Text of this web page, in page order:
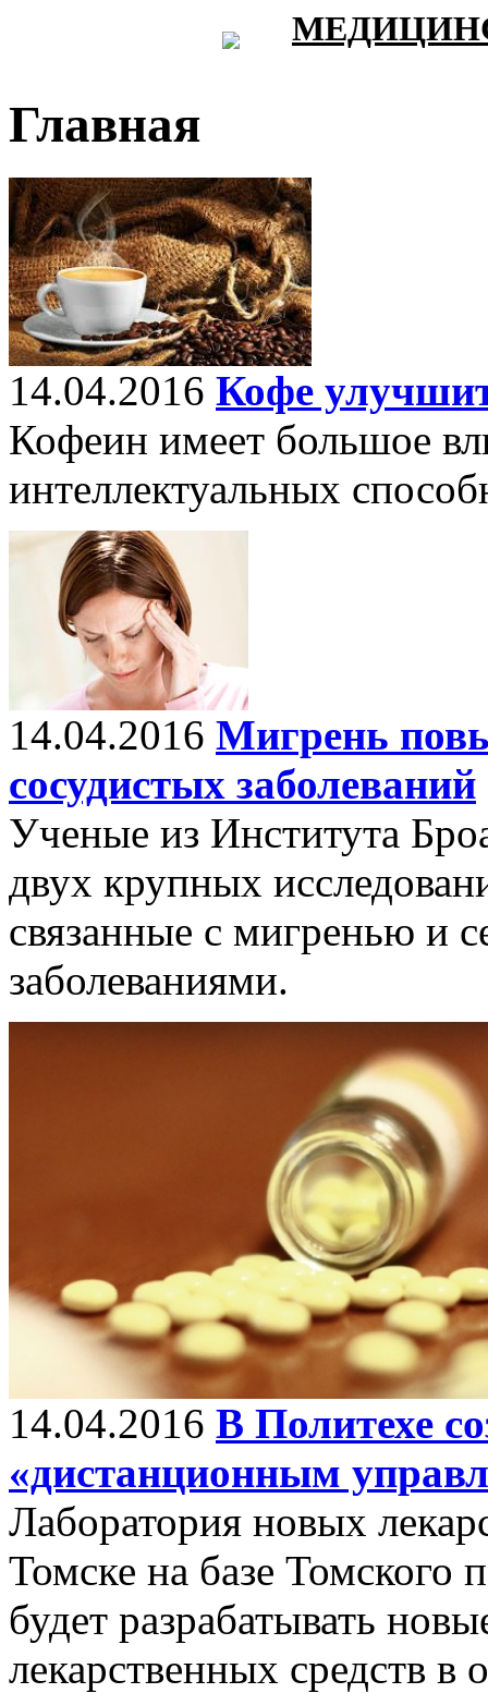
Главная
14.04.2016 Кофе
Кофеин имеет большое
интеллектуальных
14.04.2016 Мигрень
сосудистых заболеваний
Ученые из Института
двух крупных
связанные с мигренью и
заболеваниями.
14.04.2016 В Политехе
«дистанционным
Лаборатория новых
Томске на базе Томского
будет разрабатывать
лекарственных средств в